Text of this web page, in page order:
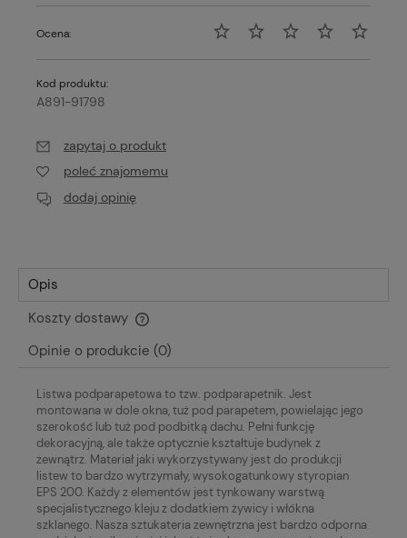
Ocena:
Kod produktu:
A891-91798
zapytaj o produkt
poleć znajomemu
dodaj opinię
Opis
Koszty dostawy
Cena nie zawiera ewentualnych kosztów płatności
Opinie o produkcie (0)
Listwa podparapetowa to tzw. podparapetnik. Jest
montowana w dole okna, tuż pod parapetem, powielając jego
szerokość lub tuż pod podbitką dachu. Pełni funkcję
dekoracyjną, ale także optycznie kształtuje budynek z
zewnątrz. Materiał jaki wykorzystywany jest do produkcji
listew to bardzo wytrzymały, wysokogatunkowy styropian
EPS 200. Każdy z elementów jest tynkowany warstwą
specjalistycznego kleju z dodatkiem żywicy i włókna
szklanego. Nasza sztukateria zewnętrzna jest bardzo odporna